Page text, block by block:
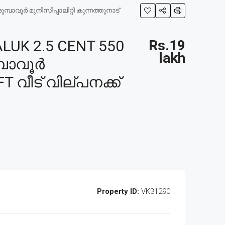
പെരുമ്പാവൂർ മുനിസിപ്പാലിറ്റി കുന്നത്തുനാട്
2.5 CENT 550
വീട് വില്പനക്ക്
Rs.19
lakh
Property ID: VK31290